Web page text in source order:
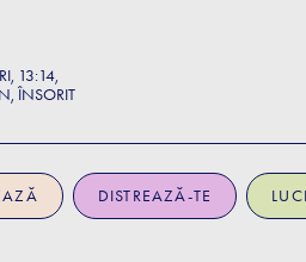
13:14
ÎNSORIT
DISTREAZĂ-TE